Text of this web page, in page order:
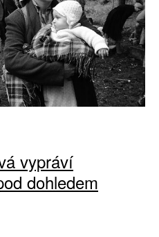
vypráví
dohledem